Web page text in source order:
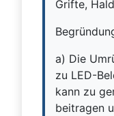
Grifte,
a) Die
zu LED-
kann zu
beitragen